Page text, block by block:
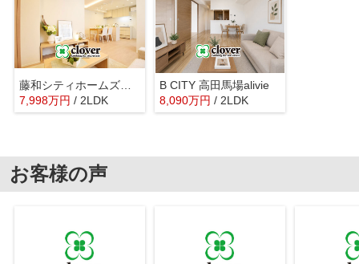
藤和シティホームズ下落合
7,998万円 / 2LDK
B CITY 高田馬場alivie
8,090万円 / 2LDK
お客様の声